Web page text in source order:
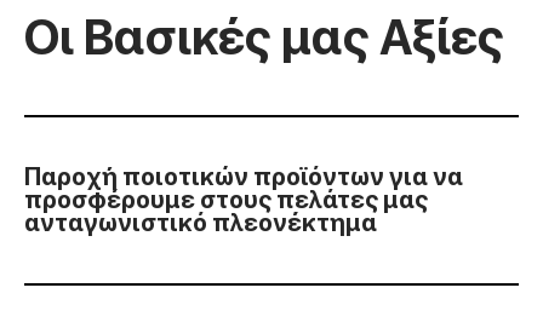
Οι Βασικές μας Αξίες
Παροχή ποιοτικών προϊόντων για να
προσφέρουμε στους πελάτες μας
ανταγωνιστικό πλεονέκτημα